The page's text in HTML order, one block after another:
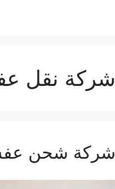
شركة نقل
شركة شحن عفش من